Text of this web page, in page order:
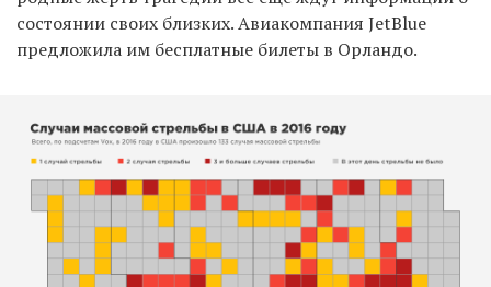
состоянии своих близких. Авиакомпания JetBlue
предложила им бесплатные билеты в Орландо.